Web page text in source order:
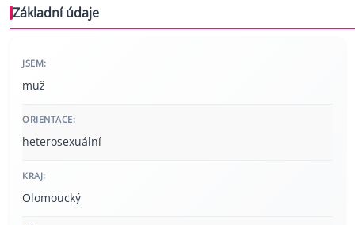
Základní údaje
JSEM:
muž
ORIENTACE:
heterosexuální
KRAJ:
Olomoucký